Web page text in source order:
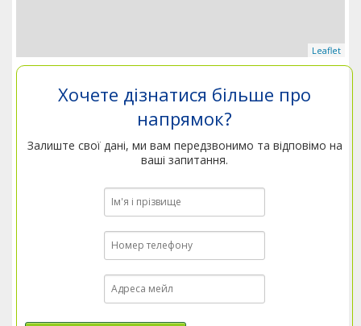
Leaflet
Хочете дізнатися більше про
напрямок?
Залиште свої дані, ми вам передзвонимо та відповімо на
ваші запитання.